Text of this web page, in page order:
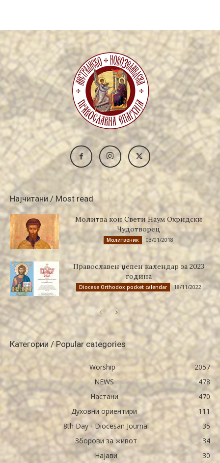
Најчитани / Most read
Молитва кон Свети Наум Охридски
Чудотворец
Молитвеник 03/01/2018
Православен џепен календар за 2023
година
Diocese Orthodox pocket calendar 18/11/2022
Категории / Popular categories
Worship
2057
NEWS
478
Настани
470
Духовни ориентири
111
8th Day - Diocesan Journal
35
Зборови за живот
34
Најави
30